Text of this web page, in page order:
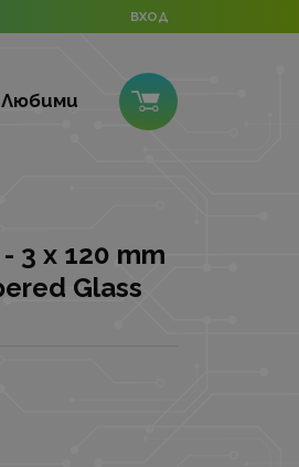
ВХОД
Любими
3 x 120 mm
Glass